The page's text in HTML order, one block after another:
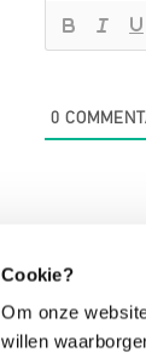
Cookie?
Om onze
willen
0